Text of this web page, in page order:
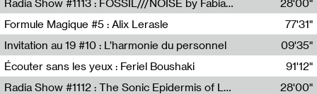
Radia Show #1113 : FOSSIL///NOISE by Fabiana Gibim / Wave Farm
Wave Farm
28'00"
Formule Magique #5 : Alix Lerasle
Nathalie Lacroix
77'31"
Invitation au 19 #10 : L’harmonie du personnel
19, CRAC
09'35"
Écouter sans les yeux : Feriel Boushaki
Feriel Boushaki
91'12"
Radia Show #1112 : The Sonic Epidermis of Lake Léman by Paul Courlet / Guest Slot
28'00"